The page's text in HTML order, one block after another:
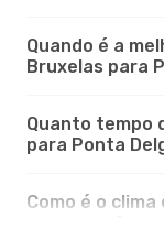
Quando é a
Bruxelas para
Quanto tempo
para Ponta
Como é o